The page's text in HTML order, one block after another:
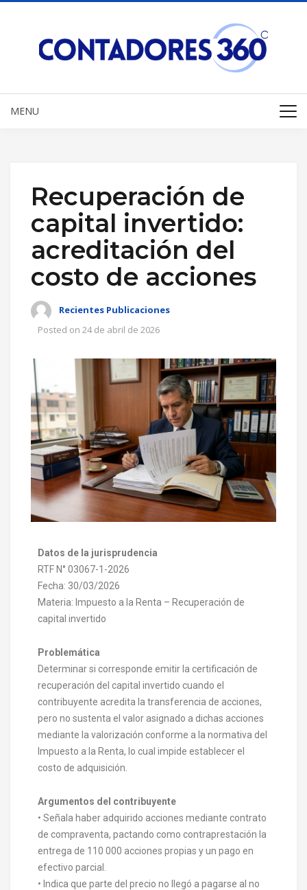
MENU
Recuperación de
capital invertido:
acreditación del
costo de acciones
Recientes Publicaciones
Posted on 24 de abril de 2026
Datos de la jurisprudencia
RTF N° 03067-1-2026
Fecha: 30/03/2026
Materia: Impuesto a la Renta – Recuperación de
capital invertido
Problemática
Determinar si corresponde emitir la certificación de
recuperación del capital invertido cuando el
contribuyente acredita la transferencia de acciones,
pero no sustenta el valor asignado a dichas acciones
mediante la valorización conforme a la normativa del
Impuesto a la Renta, lo cual impide establecer el
costo de adquisición.
Argumentos del contribuyente
• Señala haber adquirido acciones mediante contrato
de compraventa, pactando como contraprestación la
entrega de 110 000 acciones propias y un pago en
efectivo parcial.
• Indica que parte del precio no llegó a pagarse al no